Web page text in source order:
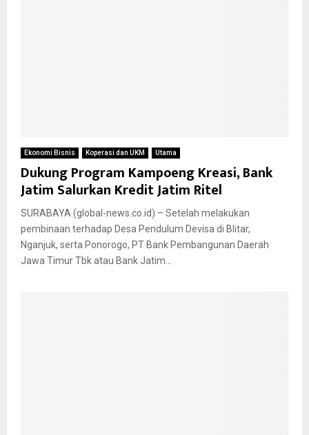
Ekonomi Bisnis Koperasi dan UKM Utama
Dukung Program Kampoeng Kreasi, Bank
Jatim Salurkan Kredit Jatim Ritel
SURABAYA (global-news.co.id) – Setelah melakukan
pembinaan terhadap Desa Pendulum Devisa di Blitar,
Nganjuk, serta Ponorogo, PT Bank Pembangunan Daerah
Jawa Timur Tbk atau Bank Jatim...